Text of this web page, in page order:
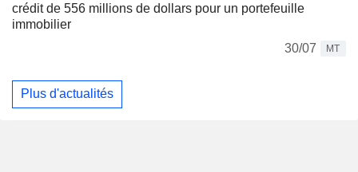
crédit de 556 millions de dollars pour un portefeuille
immobilier
30/07
MT
Plus d'actualités